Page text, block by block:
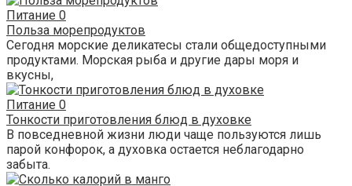
Питание 0
Польза морепродуктов
Сегодня морские деликатесы стали общедоступными
продуктами. Морская рыба и другие дары моря и
вкусны,
Питание 0
Тонкости приготовления блюд в духовке
В повседневной жизни люди чаще пользуются лишь
парой конфорок, а духовка остается неблагодарно
забыта.